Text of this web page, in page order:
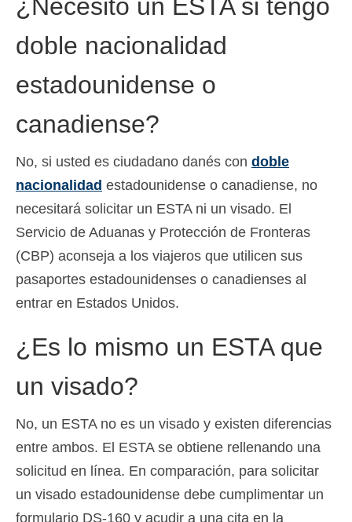
¿Necesito un ESTA si tengo
doble nacionalidad
estadounidense o
canadiense?
No, si usted es ciudadano danés con doble
nacionalidad estadounidense o canadiense, no
necesitará solicitar un ESTA ni un visado. El
Servicio de Aduanas y Protección de Fronteras
(CBP) aconseja a los viajeros que utilicen sus
pasaportes estadounidenses o canadienses al
entrar en Estados Unidos.
¿Es lo mismo un ESTA que
un visado?
No, un ESTA no es un visado y existen diferencias
entre ambos. El ESTA se obtiene rellenando una
solicitud en línea. En comparación, para solicitar
un visado estadounidense debe cumplimentar un
formulario DS-160 y acudir a una cita en la